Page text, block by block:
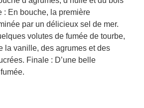
: En bouche, la première
par un délicieux sel de mer.
volutes de fumée de tourbe,
la vanille, des agrumes et des
Finale : D’une belle